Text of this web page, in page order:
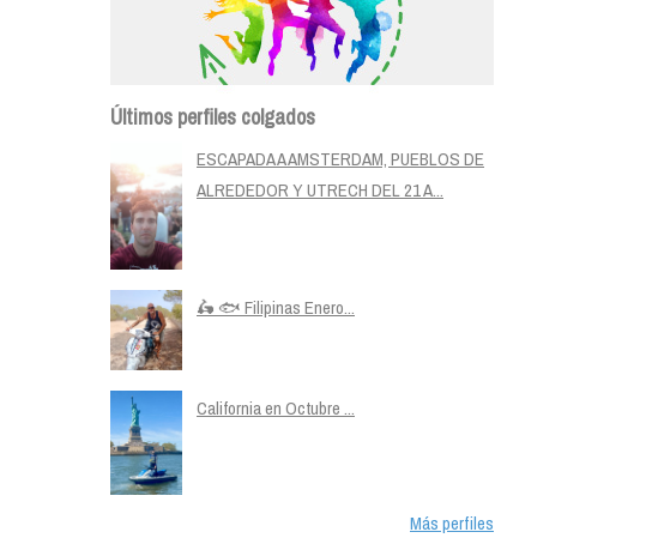
Últimos perfiles colgados
ESCAPADA A AMSTERDAM, PUEBLOS DE
ALREDEDOR Y UTRECH DEL 21 A...
🛵 🐟 Filipinas Enero...
California en Octubre ...
Más perfiles